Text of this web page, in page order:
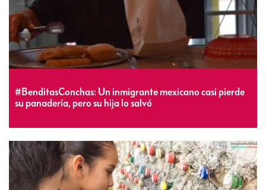
#BenditasConchas: Un inmigrante mexicano casi pierde
su panadería, pero su hija lo salvó